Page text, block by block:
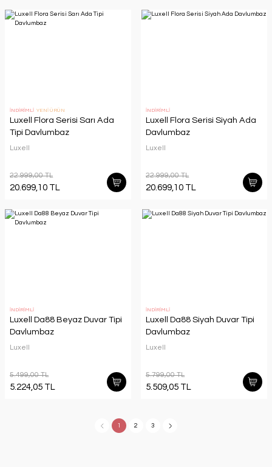
İNDİRİMLİ YENİ ÜRÜN
Luxell Flora Serisi Sarı Ada
Tipi Davlumbaz
Luxell
22.999,00 TL
20.699,10 TL
İNDİRİMLİ
Luxell Flora Serisi Siyah Ada
Davlumbaz
Luxell
22.999,00 TL
20.699,10 TL
İNDİRİMLİ
Luxell Da88 Beyaz Duvar Tipi
Davlumbaz
Luxell
5.499,00 TL
5.224,05 TL
İNDİRİMLİ
Luxell Da88 Siyah Duvar Tipi
Davlumbaz
Luxell
5.799,00 TL
5.509,05 TL
1 2 3